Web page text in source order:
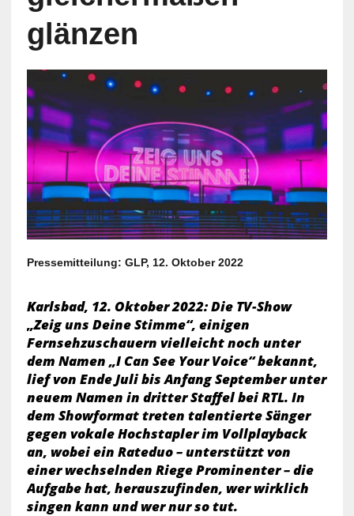
glänzen
Pressemitteilung: GLP, 12. Oktober 2022
Karlsbad, 12. Oktober 2022: Die TV-Show
„Zeig uns Deine Stimme“, einigen
Fernsehzuschauern vielleicht noch unter
dem Namen „I Can See Your Voice“ bekannt,
lief von Ende Juli bis Anfang September unter
neuem Namen in dritter Staffel bei RTL. In
dem Showformat treten talentierte Sänger
gegen vokale Hochstapler im Vollplayback
an, wobei ein Rateduo – unterstützt von
einer wechselnden Riege Prominenter – die
Aufgabe hat, herauszufinden, wer wirklich
singen kann und wer nur so tut.